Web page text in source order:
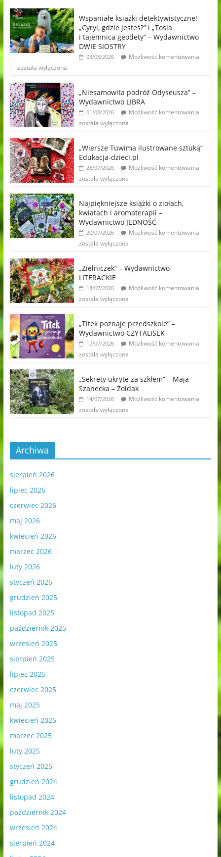
Wspaniałe książki detektywistyczne!
„Cyryl, gdzie jesteś?” i „Tosia
i tajemnica geodety” – Wydawnictwo
DWIE SIOSTRY
03/08/2026
Możliwość komentowania
została wyłączona
„Niesamowita podróż Odyseusza” –
Wydawnictwo LIBRA
01/08/2026
Możliwość komentowania
została wyłączona
„Wiersze Tuwima ilustrowane sztuką”
Edukacja-dzieci.pl
28/07/2026
Możliwość komentowania
została wyłączona
Najpiękniejsze książki o ziołach,
kwiatach i aromaterapii –
Wydawnictwo JEDNOŚĆ
20/07/2026
Możliwość komentowania
została wyłączona
„Zielniczek” – Wydawnictwo
LITERACKIE
18/07/2026
Możliwość komentowania
została wyłączona
„Titek poznaje przedszkole” –
Wydawnictwo CZYTALISEK
17/07/2026
Możliwość komentowania
została wyłączona
„Sekrety ukryte za szkłem” – Maja
Szanecka – Żołdak
14/07/2026
Możliwość komentowania
została wyłączona
Archiwa
sierpień 2026
lipiec 2026
czerwiec 2026
maj 2026
kwiecień 2026
marzec 2026
luty 2026
styczeń 2026
grudzień 2025
listopad 2025
październik 2025
wrzesień 2025
sierpień 2025
lipiec 2025
czerwiec 2025
maj 2025
kwiecień 2025
marzec 2025
luty 2025
styczeń 2025
grudzień 2024
listopad 2024
październik 2024
wrzesień 2024
sierpień 2024